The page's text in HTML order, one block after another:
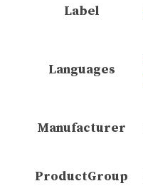
Label
Languages
Manufacturer
ProductGroup